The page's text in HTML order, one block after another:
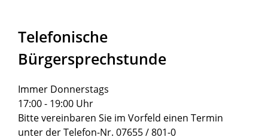
Telefonische
Bürgersprechstunde
Immer Donnerstags
17:00 - 19:00 Uhr
Bitte vereinbaren Sie im Vorfeld einen Termin
unter der Telefon-Nr. 07655 / 801-0